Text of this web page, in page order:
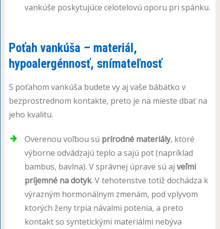
vankúše poskytujúce celotelovú oporu pri spánku.
Poťah vankúša – materiál,
hypoalergénnosť, snímateľnosť
S poťahom vankúša budete vy aj vaše bábätko v
bezprostrednom kontakte, preto je na mieste dbať na
jeho kvalitu.
Overenou voľbou sú prírodné materiály, ktoré
výborne odvádzajú teplo a sajú pot (napríklad
bambus, bavlna). V správnej úprave sú aj veľmi
príjemné na dotyk. V tehotenstve totiž dochádza k
výrazným hormonálnym zmenám, pod vplyvom
ktorých ženy trpia návalmi potenia, a preto
kontakt so syntetickými materiálmi nebýva